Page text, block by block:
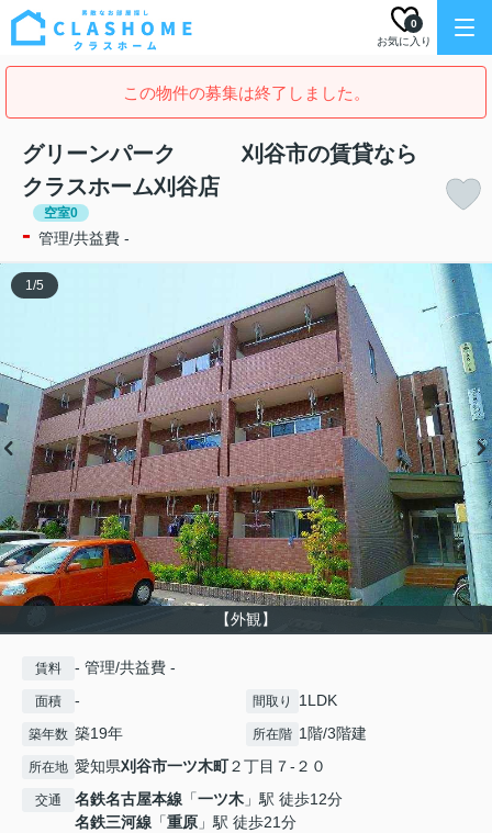
お気に入り
0
この物件の募集は終了しました。
グリーンパーク 刈谷市の賃貸なら
クラスホーム刈谷店
空室0
- 管理/共益費 -
【外観】
1/5
賃料 - 管理/共益費 -
面積 - 間取り 1LDK
築年数 築19年 所在階 1階/3階建
所在地 愛知県刈谷市一ツ木町２丁目７-２０
交通 名鉄名古屋本線 「一ツ木 」駅 徒歩12分
名鉄三河線 「重原 」駅 徒歩21分